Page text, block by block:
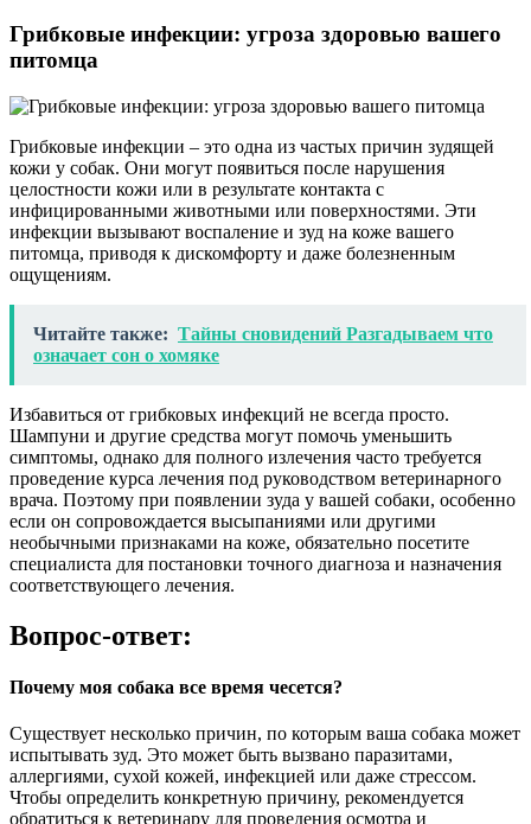
Грибковые инфекции: угроза здоровью вашего
питомца
Грибковые инфекции – это одна из частых причин зудящей
кожи у собак. Они могут появиться после нарушения
целостности кожи или в результате контакта с
инфицированными животными или поверхностями. Эти
инфекции вызывают воспаление и зуд на коже вашего
питомца, приводя к дискомфорту и даже болезненным
ощущениям.
Читайте также: Тайны сновидений Разгадываем что
означает сон о хомяке
Избавиться от грибковых инфекций не всегда просто.
Шампуни и другие средства могут помочь уменьшить
симптомы, однако для полного излечения часто требуется
проведение курса лечения под руководством ветеринарного
врача. Поэтому при появлении зуда у вашей собаки, особенно
если он сопровождается высыпаниями или другими
необычными признаками на коже, обязательно посетите
специалиста для постановки точного диагноза и назначения
соответствующего лечения.
Вопрос-ответ:
Почему моя собака все время чесется?
Существует несколько причин, по которым ваша собака может
испытывать зуд. Это может быть вызвано паразитами,
аллергиями, сухой кожей, инфекцией или даже стрессом.
Чтобы определить конкретную причину, рекомендуется
обратиться к ветеринару для проведения осмотра и